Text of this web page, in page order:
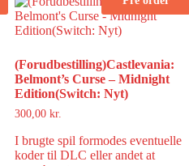
(Forudbestilling)Castlevania:
Belmont’s Curse – Midnight
Edition(Switch: Nyt)
300,00 kr.
I brugte spil formodes eventuelle
koder til DLC eller andet at